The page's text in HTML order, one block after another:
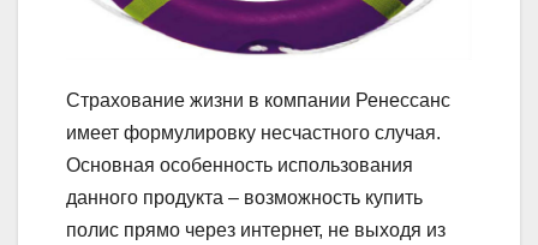
Страхование жизни в компании Ренессанс
имеет формулировку несчастного случая.
Основная особенность использования
данного продукта – возможность купить
полис прямо через интернет, не выходя из